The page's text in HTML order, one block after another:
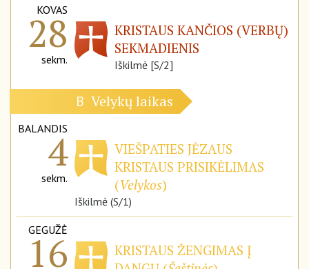
KOVAS
28
sekm.
KRISTAUS KANČIOS (VERBŲ)
SEKMADIENIS
Iškilmė [S/2]
B Velykų laikas
BALANDIS
4
sekm.
VIEŠPATIES JĖZAUS
KRISTAUS PRISIKĖLIMAS
(Velykos)
Iškilmė (S/1)
GEGUŽĖ
16
KRISTAUS ŽENGIMAS Į